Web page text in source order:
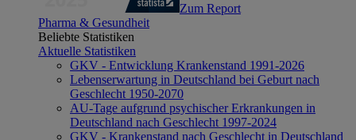
Zum Report
Pharma & Gesundheit
Beliebte Statistiken
Aktuelle Statistiken
GKV - Entwicklung Krankenstand 1991-2026
Lebenserwartung in Deutschland bei Geburt nach
Geschlecht 1950-2070
AU-Tage aufgrund psychischer Erkrankungen in
Deutschland nach Geschlecht 1997-2024
GKV - Krankenstand nach Geschlecht in Deutschland